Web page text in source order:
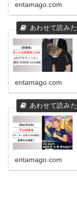
entamago.com
entamago.com
entamago.com